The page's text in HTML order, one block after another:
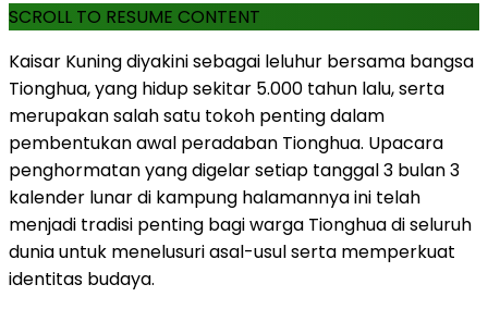
SCROLL TO RESUME CONTENT
Kaisar Kuning diyakini sebagai leluhur bersama bangsa
Tionghua, yang hidup sekitar 5.000 tahun lalu, serta
merupakan salah satu tokoh penting dalam
pembentukan awal peradaban Tionghua. Upacara
penghormatan yang digelar setiap tanggal 3 bulan 3
kalender lunar di kampung halamannya ini telah
menjadi tradisi penting bagi warga Tionghua di seluruh
dunia untuk menelusuri asal-usul serta memperkuat
identitas budaya.